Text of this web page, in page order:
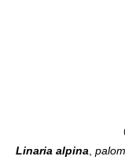
Linaria alpina